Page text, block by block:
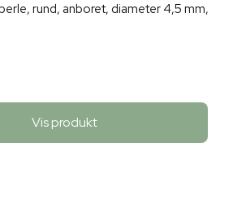
rund, anboret, diameter 4,5 mm,
Vis produkt